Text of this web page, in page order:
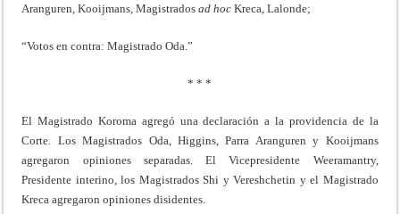
Aranguren, Kooijmans, Magistradosadhoc Kreca, Lalonde;
“Votos en contra: Magistrado Oda.”
* * *
El Magistrado Koroma agregó una declaración a la providencia de la
Corte. Los Magistrados Oda, Higgins, Parra Aranguren y Kooijmans
agregaron opiniones separadas. El Vicepresidente Weeramantry,
Presidente interino, los Magistrados Shi y Vereshchetin y el Magistrado
Kreca agregaron opiniones disidentes.